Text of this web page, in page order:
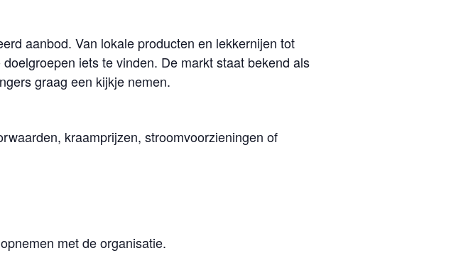
aanbod. Van lokale producten en lekkernijen tot
iets te vinden. De markt staat bekend als
graag een kijkje nemen.
kraamprijzen, stroomvoorzieningen of
met de organisatie.